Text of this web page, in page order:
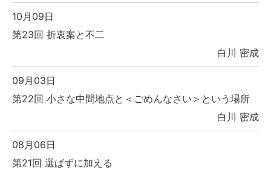
10月09日
第23回 折衷案と不二
白川 密成
09月03日
第22回 小さな中間地点と＜ごめんなさい＞という場所
白川 密成
08月06日
第21回 選ばずに加える